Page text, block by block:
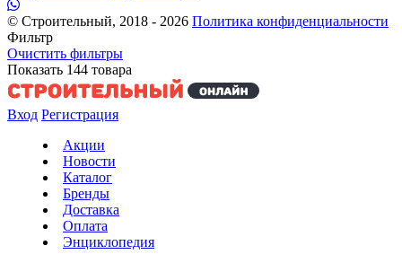
© Строительный, 2018 - 2026 Политика конфиденциальности
Фильтр
Очистить фильтры
Показать 144 товара
Вход Регистрация
Акции
Новости
Каталог
Бренды
Доставка
Оплата
Энциклопедия